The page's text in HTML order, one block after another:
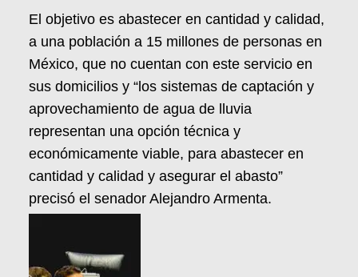
El objetivo es abastecer en cantidad y calidad,
a una población a 15 millones de personas en
México, que no cuentan con este servicio en
sus domicilios y “los sistemas de captación y
aprovechamiento de agua de lluvia
representan una opción técnica y
económicamente viable, para abastecer en
cantidad y calidad y asegurar el abasto”
precisó el senador Alejandro Armenta.